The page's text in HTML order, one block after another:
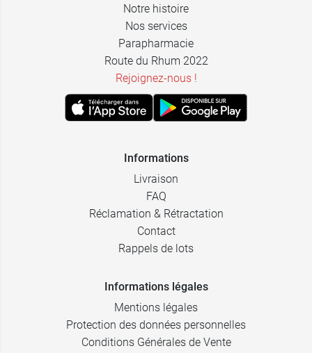
Notre histoire
Nos services
Parapharmacie
Route du Rhum 2022
Rejoignez-nous !
Informations
Livraison
FAQ
Réclamation & Rétractation
Contact
Rappels de lots
Informations légales
Mentions légales
Protection des données personnelles
Conditions Générales de Vente